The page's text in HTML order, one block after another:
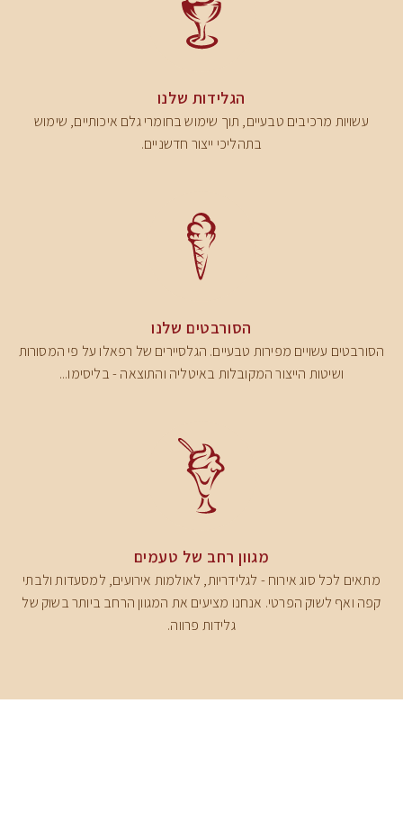
הגלידות שלנו
עשויות מרכיבים טבעיים, תוך שימוש בחומרי גלם איכותיים, שימוש
בתהליכי ייצור חדשניים.
הסורבטים שלנו
הסורבטים עשויים מפירות טבעיים. הגלסיירים של רפאלו על פי המסורות
ושיטות הייצור המקובלות באיטליה והתוצאה - בליסימו...
מגוון רחב של טעמים
מתאים לכל סוג אירוח - לגלידריות, לאולמות אירועים, למסעדות ולבתי
קפה ואף לשוק הפרטי. אנחנו מציעים את המגוון הרחב ביותר בשוק של
גלידות פרווה.